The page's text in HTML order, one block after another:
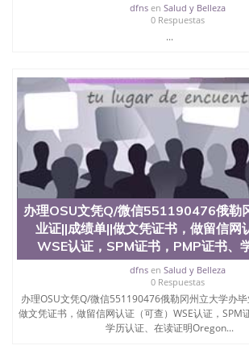
WSE认证，SPM证书，PMP证书、学历
明University of Pennsylvania
dfnsen Salud y Belleza
0 Respuestas
...
办理OSU文凭Q/微信551190476俄勒
业证||成绩单||做文凭证书，做留信网
WSE认证，SPM证书，PMP证书、
dfnsen Salud y Belleza
0 Respuestas
办理OSU文凭Q/微信551190476俄勒冈州立大学办
做文凭证书，做留信网认证（可查）WSE认证，SPM
学历认证、在读证明Oregon...